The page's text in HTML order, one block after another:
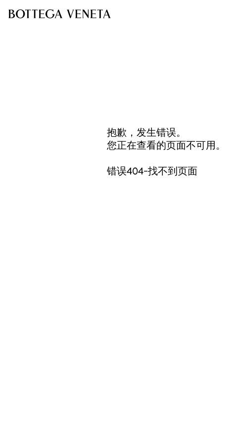
抱歉，发生错误。
您正在查看的页面不可用。
错误404-找不到页面